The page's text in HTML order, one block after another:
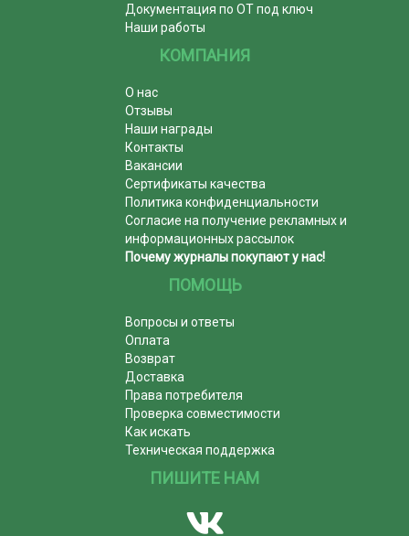
Документация по ОТ под ключ
Наши работы
КОМПАНИЯ
О нас
Отзывы
Наши награды
Контакты
Вакансии
Сертификаты качества
Политика конфиденциальности
Согласие на получение рекламных и
информационных рассылок
Почему журналы покупают у нас!
ПОМОЩЬ
Вопросы и ответы
Оплата
Возврат
Доставка
Права потребителя
Проверка совместимости
Как искать
Техническая поддержка
ПИШИТЕ НАМ